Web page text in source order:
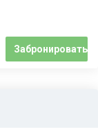
Забронировать